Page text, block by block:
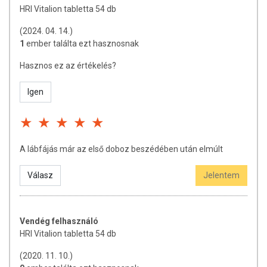
bodzavirág, A-vitamin, C-vitamin, vas, cink, mangán, réz.
FELHASZNÁLÁSI JAVASLAT
Adagolás
folyadékkal.
ÖSSZETÉTEL
Aktív anyagok
napi adagban (2 db tabletta)
C-vitamin
Mangán
Réz
Porított szőlőlevél
HRI Vitalion tabletta 54 db
(2024. 04. 14.)
1 ember találta ezt hasznosnak
Hasznos ez az értékelés?
Igen
A lábfájás már az első doboz beszédében után elmúlt
Válasz Jelentem
Vendég felhasználó
HRI Vitalion tabletta 54 db
(2020. 11. 10.)